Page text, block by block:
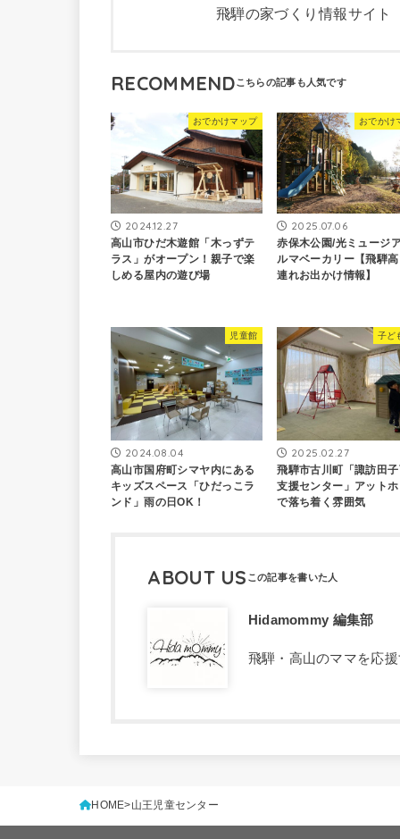
飛騨の家づくり情報サイト
RECOMMEND
おでかけマップ
2024.12.27
高山市ひだ木遊館「木っずテ
ラス」がオープン！親子で楽
しめる屋内の遊び場
おでかけ
2025.07.06
赤保木公園/光ミュージ
ルマベーカリー【飛騨
連れお出かけ情報】
児童館
2024.08.04
高山市国府町シマヤ内にある
キッズスペース「ひだっこラ
ンド」雨の日OK！
子ど
2025.02.27
飛騨市古川町「諏訪田
支援センター」アット
で落ち着く雰囲気
ABOUT US
Hidamommy 編集部
飛騨・高山のママを応
HOME 山王児童センター